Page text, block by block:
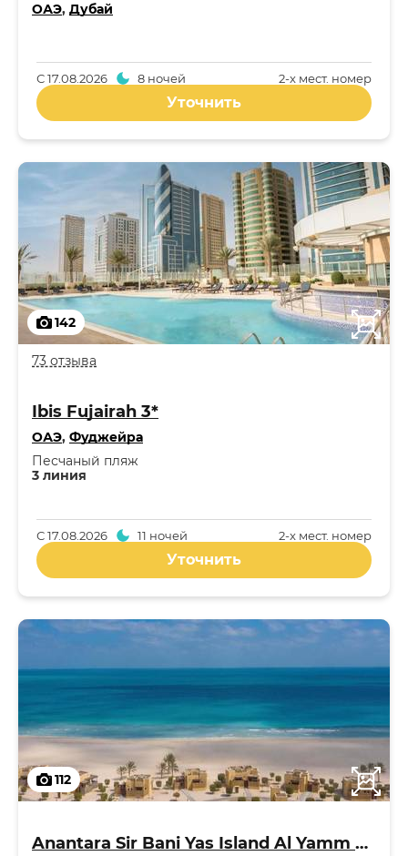
ОАЭ, Дубай
2-x мест. номер
С17.08.2026 8 ночей
Уточнить
142
73 отзыва
Ibis Fujairah 3*
ОАЭ, Фуджейра
3 линия
Песчаный пляж
2-x мест. номер
С17.08.2026 11 ночей
Уточнить
112
Anantara Sir Bani Yas Island Al Yamm Villa Resort 5*